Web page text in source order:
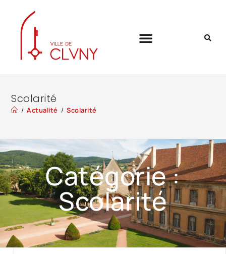
Scolarité
/ Actualité / Scolarité
Catégorie :
Scolarité